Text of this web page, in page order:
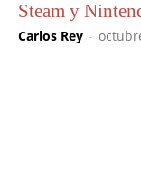
Steam y
Carlos Rey -